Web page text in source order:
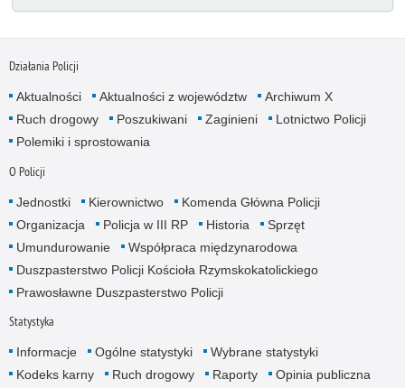
Działania Policji
Aktualności Aktualności z województw
Archiwum X
Ruch drogowy
Poszukiwani Zaginieni
Lotnictwo Policji
Polemiki i sprostowania
O Policji
Jednostki Kierownictwo
Komenda Główna Policji
Organizacja
Policja w III RP Historia
Sprzęt
Umundurowanie
Współpraca międzynarodowa
Duszpasterstwo Policji Kościoła Rzymskokatolickiego
Prawosławne Duszpasterstwo Policji
Statystyka
Informacje Ogólne statystyki
Wybrane statystyki
Kodeks karny
Ruch drogowy Raporty Opinia publiczna